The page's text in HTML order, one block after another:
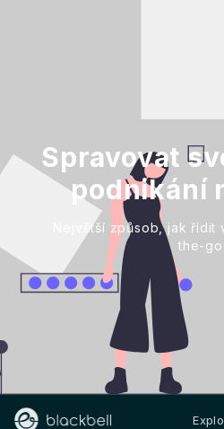
Spravovat
podnikání
Největší způsob, jak
the-go